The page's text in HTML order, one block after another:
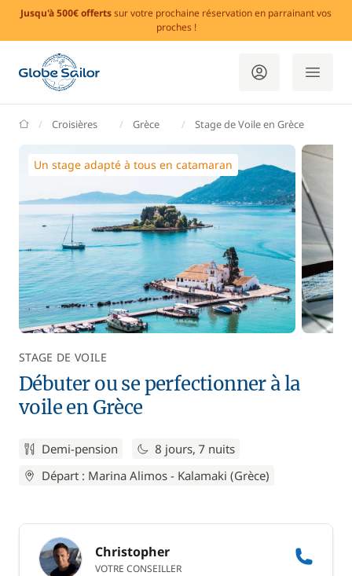
Jusqu'à 500€ offertssur votre prochaine réservation en parrainant vos
proches !
GlobeSailor
Croisières Grèce Stage de Voile en Grèce
Un stage adapté à tous en catamaran
STAGE DE VOILE
Débuter ou se perfectionner à la
voile en Grèce
Demi-pension
8 jours, 7 nuits
Départ : Marina Alimos - Kalamaki (Grèce)
Christopher
VOTRE CONSEILLER